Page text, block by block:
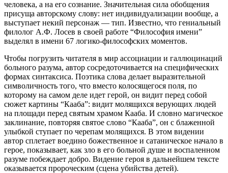
человека, а на его сознание. Значительная сила обобщения
присуща авторскому слову: нет индивидуализации вообще, а
выступает некий персонаж — тип. Известно, что гениальный
филолог А.Ф. Лосев в своей работе “Философия имени”
выделял в имени 67 логико-философских моментов.
Чтобы погрузить читателя в мир ассоциации и галлюцинаций
больного разума, автор сосредоточивается на специфических
формах синтаксиса. Поэтика слова делает выразительной
символичность того, что вместо колосящегося поля, по
которому на самом деле идет герой, он видит перед собой
сюжет картины “Кааба”: видит молящихся верующих людей
на площади перед святым храмом Кааба. И словно магическое
заклинание, повторяя святое слово “Кааба”, он с блаженной
улыбкой ступает по черепам молящихся. В этом видении
автор сплетает воедино божественное и сатаническое начало в
герое, показывает, как зло в его больной душе и воспаленном
разуме побеждает добро. Видение героя в дальнейшем тексте
оказывается пророческим (сцена убийства детей).